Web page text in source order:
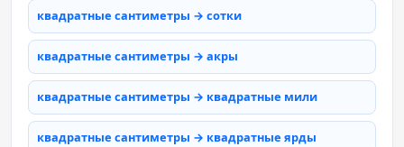
квадратные сантиметры → сотки
квадратные сантиметры → акры
квадратные сантиметры → квадратные мили
квадратные сантиметры → квадратные ярды